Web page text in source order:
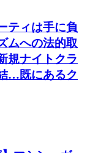
ティは手に負
ムへの法的取
規ナイトクラ
…既にあるク